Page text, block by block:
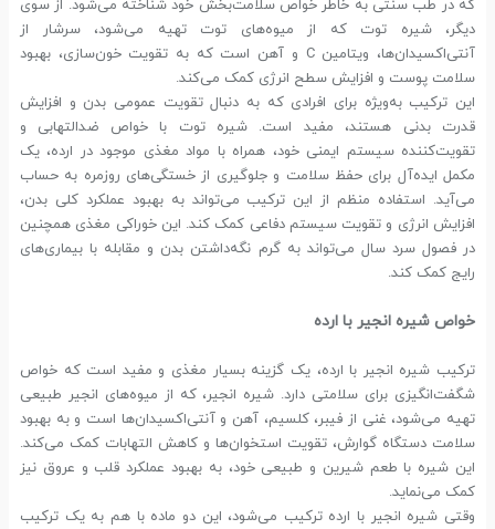
که در طب سنتی به خاطر خواص سلامت‌بخش خود شناخته می‌شود. از سوی
دیگر، شیره توت که از میوه‌های توت تهیه می‌شود، سرشار از
آنتی‌اکسیدان‌ها، ویتامین C و آهن است که به تقویت خون‌سازی، بهبود
سلامت پوست و افزایش سطح انرژی کمک می‌کند.
این ترکیب به‌ویژه برای افرادی که به دنبال تقویت عمومی بدن و افزایش
قدرت بدنی هستند، مفید است. شیره توت با خواص ضدالتهابی و
تقویت‌کننده سیستم ایمنی خود، همراه با مواد مغذی موجود در ارده، یک
مکمل ایده‌آل برای حفظ سلامت و جلوگیری از خستگی‌های روزمره به حساب
می‌آید. استفاده منظم از این ترکیب می‌تواند به بهبود عملکرد کلی بدن،
افزایش انرژی و تقویت سیستم دفاعی کمک کند. این خوراکی مغذی همچنین
در فصول سرد سال می‌تواند به گرم نگه‌داشتن بدن و مقابله با بیماری‌های
رایج کمک کند.
خواص شیره انجیر با ارده
ترکیب شیره انجیر با ارده، یک گزینه بسیار مغذی و مفید است که خواص
شگفت‌انگیزی برای سلامتی دارد. شیره انجیر، که از میوه‌های انجیر طبیعی
تهیه می‌شود، غنی از فیبر، کلسیم، آهن و آنتی‌اکسیدان‌ها است و به بهبود
سلامت دستگاه گوارش، تقویت استخوان‌ها و کاهش التهابات کمک می‌کند.
این شیره با طعم شیرین و طبیعی خود، به بهبود عملکرد قلب و عروق نیز
کمک می‌نماید.
وقتی شیره انجیر با ارده ترکیب می‌شود، این دو ماده با هم به یک ترکیب